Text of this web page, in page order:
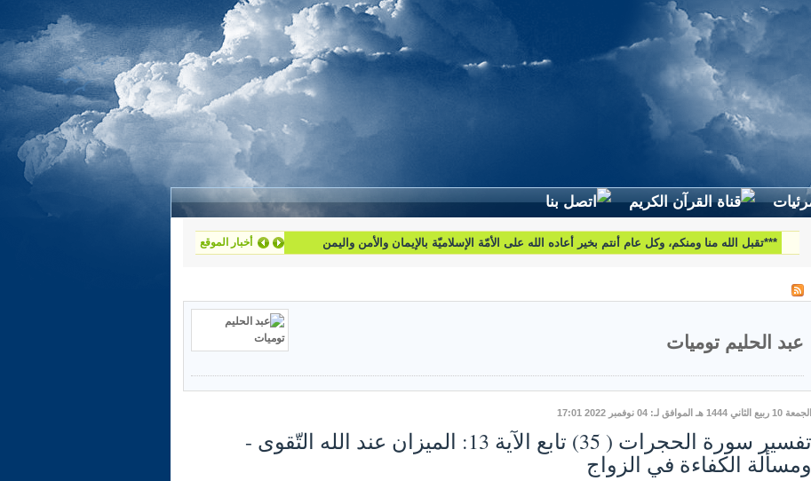
أخبار الموقع
لطرح استفساراتكم وأسئلتكم واقتراحاتكم اتّصلوا بنا على البريد التّالي:
عبد الحليم توميات
الجمعة 10 ربيع الثاني 1444 هـ الموافق لـ: 04 نوفمبر 2022 17:01
تفسير سورة الحجرات ( 35) تابع الآية 13: الميزان عند الله التّقوى -
ومسألة الكفاءة في الزواج